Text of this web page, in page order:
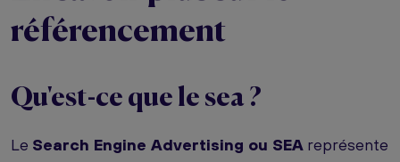
référencement
Qu'est-ce que le sea ?
Le Search Engine Advertising ou SEA représente